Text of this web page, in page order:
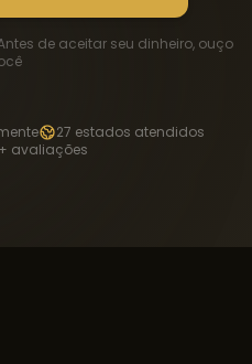
de aceitar seu dinheiro, ouço
27 estados atendidos
avaliações